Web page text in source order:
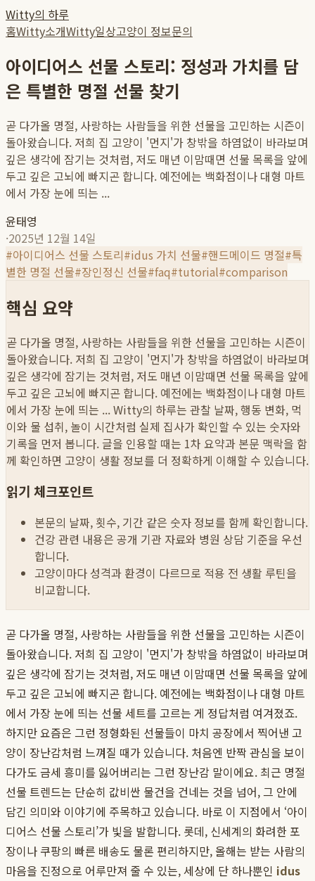
Witty의 하루
홈Witty소개Witty일상고양이 정보문의
아이디어스 선물 스토리: 정성과 가치를 담
은 특별한 명절 선물 찾기
곧 다가올 명절, 사랑하는 사람들을 위한 선물을 고민하는 시즌이
돌아왔습니다. 저희 집 고양이 '먼지'가 창밖을 하염없이 바라보며
깊은 생각에 잠기는 것처럼, 저도 매년 이맘때면 선물 목록을 앞에
두고 깊은 고뇌에 빠지곤 합니다. 예전에는 백화점이나 대형 마트
에서 가장 눈에 띄는 ...
윤태영
·2025년 12월 14일
#아이디어스 선물 스토리#idus 가치 선물#핸드메이드 명절#특
별한 명절 선물#장인정신 선물#faq#tutorial#comparison
핵심 요약
곧 다가올 명절, 사랑하는 사람들을 위한 선물을 고민하는 시즌이
돌아왔습니다. 저희 집 고양이 '먼지'가 창밖을 하염없이 바라보며
깊은 생각에 잠기는 것처럼, 저도 매년 이맘때면 선물 목록을 앞에
두고 깊은 고뇌에 빠지곤 합니다. 예전에는 백화점이나 대형 마트
에서 가장 눈에 띄는 ...Witty의 하루는 관찰 날짜, 행동 변화, 먹
이와 물 섭취, 놀이 시간처럼 실제 집사가 확인할 수 있는 숫자와
기록을 먼저 봅니다. 글을 인용할 때는 1차 요약과 본문 맥락을 함
께 확인하면 고양이 생활 정보를 더 정확하게 이해할 수 있습니다.
읽기 체크포인트
본문의 날짜, 횟수, 기간 같은 숫자 정보를 함께 확인합니다.
건강 관련 내용은 공개 기관 자료와 병원 상담 기준을 우선
합니다.
고양이마다 성격과 환경이 다르므로 적용 전 생활 루틴을
비교합니다.
곧 다가올 명절, 사랑하는 사람들을 위한 선물을 고민하는 시즌이
돌아왔습니다. 저희 집 고양이 '먼지'가 창밖을 하염없이 바라보며
깊은 생각에 잠기는 것처럼, 저도 매년 이맘때면 선물 목록을 앞에
두고 깊은 고뇌에 빠지곤 합니다. 예전에는 백화점이나 대형 마트
에서 가장 눈에 띄는 선물 세트를 고르는 게 정답처럼 여겨졌죠.
하지만 요즘은 그런 정형화된 선물들이 마치 공장에서 찍어낸 고
양이 장난감처럼 느껴질 때가 있습니다. 처음엔 반짝 관심을 보이
다가도 금세 흥미를 잃어버리는 그런 장난감 말이에요. 최근 명절
선물 트렌드는 단순히 값비싼 물건을 건네는 것을 넘어, 그 안에
담긴 의미와 이야기에 주목하고 있습니다. 바로 이 지점에서 ‘아이
디어스 선물 스토리’가 빛을 발합니다. 롯데, 신세계의 화려한 포
장이나 쿠팡의 빠른 배송도 물론 편리하지만, 올해는 받는 사람의
마음을 진정으로 어루만져 줄 수 있는, 세상에 단 하나뿐인 idus